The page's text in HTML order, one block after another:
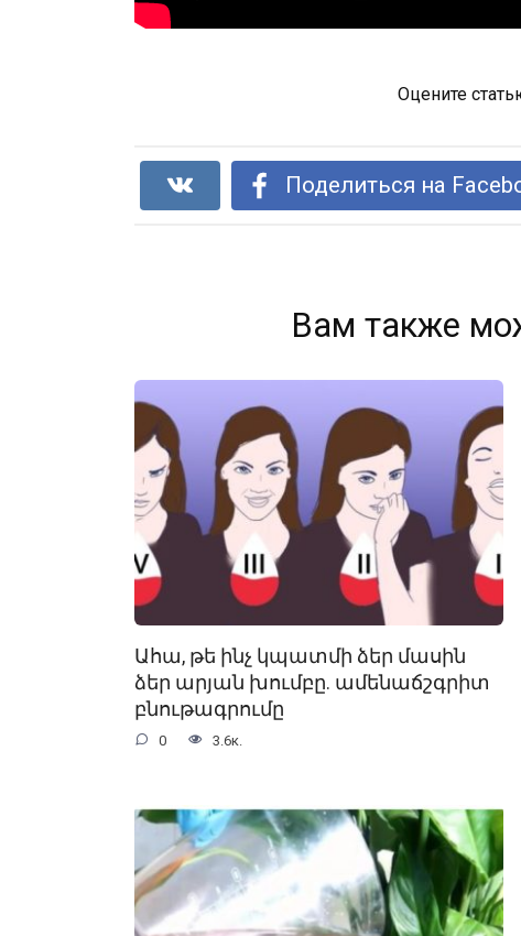
Оцените
Поделиться на
Вам также
Ահա, թե ինչ կպատմի ձեր մասին
ձեր արյան խումբը. ամենաճշգրիտ
բնութագրումը
0 3.6к.